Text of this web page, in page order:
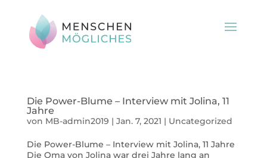
Die Power-Blume – Interview mit Jolina, 11
Jahre
von MB-admin2019 | Jan. 7, 2021 | Uncategorized
Die Power-Blume – Interview mit Jolina, 11 Jahre
Die Oma von Jolina war drei Jahre lang an